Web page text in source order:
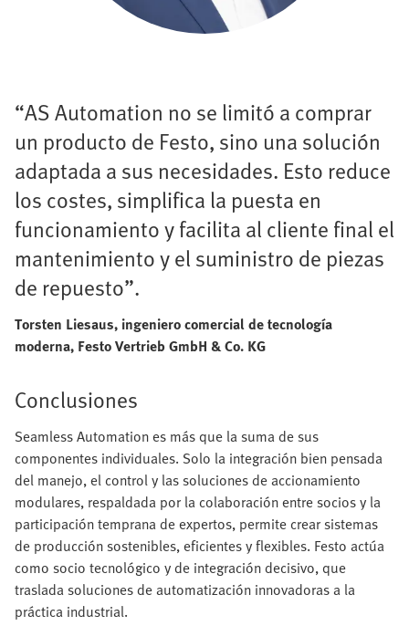
“AS Automation no se limitó a comprar
un producto de Festo, sino una solución
adaptada a sus necesidades. Esto reduce
los costes, simplifica la puesta en
funcionamiento y facilita al cliente final el
mantenimiento y el suministro de piezas
de repuesto”.
Torsten Liesaus, ingeniero comercial de tecnología
moderna, Festo Vertrieb GmbH & Co. KG
Conclusiones
Seamless Automation es más que la suma de sus
componentes individuales. Solo la integración bien pensada
del manejo, el control y las soluciones de accionamiento
modulares, respaldada por la colaboración entre socios y la
participación temprana de expertos, permite crear sistemas
de producción sostenibles, eficientes y flexibles. Festo actúa
como socio tecnológico y de integración decisivo, que
traslada soluciones de automatización innovadoras a la
práctica industrial.